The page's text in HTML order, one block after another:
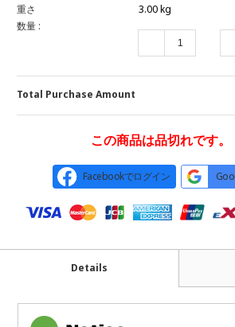
重さ
3.00 kg
数量 :
Total Purchase Amount
この商品は品切れです。
Facebookでログイン
Details